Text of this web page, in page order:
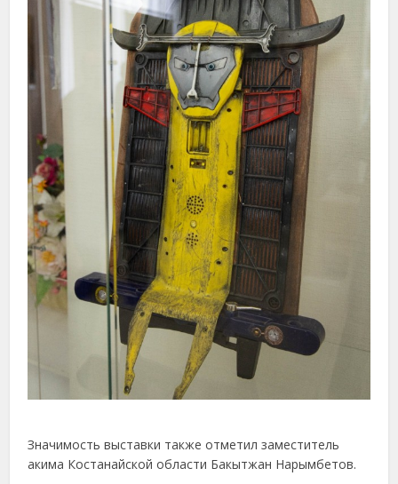
Значимость выставки также отметил заместитель
акима Костанайской области Бакытжан Нарымбетов.